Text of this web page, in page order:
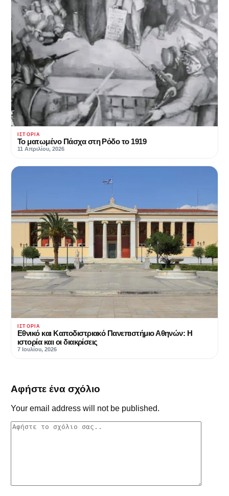
ΙΣΤΟΡΊΑ
Το ματωμένο Πάσχα στη Ρόδο το 1919
11 Απριλίου, 2026
ΙΣΤΟΡΊΑ
Εθνικό και Καποδιστριακό Πανεπιστήμιο Αθηνών: Η
ιστορία και οι διακρίσεις
7 Ιουλίου, 2026
Αφήστε ένα σχόλιο
Your email address will not be published.